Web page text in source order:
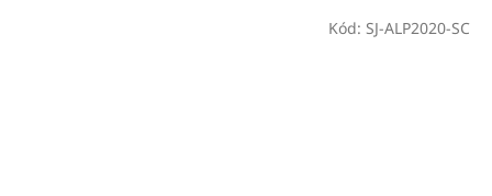
Kód: SJ-ALP2020-SC